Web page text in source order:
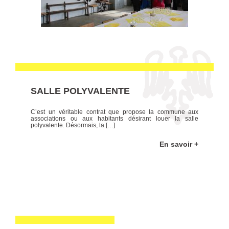
SALLE POLYVALENTE
C’est un véritable contrat que propose la commune aux
associations ou aux habitants désirant louer la salle
polyvalente. Désormais, la […]
En savoir +